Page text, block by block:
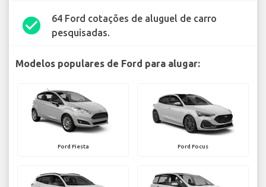
check_circle
64 Ford cotações de aluguel de carro
pesquisadas.
Modelos populares de Ford para alugar:
Ford Fiesta Ford Focus